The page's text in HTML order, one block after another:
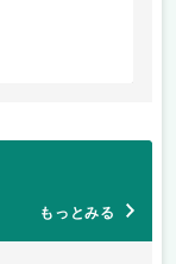
もっとみる